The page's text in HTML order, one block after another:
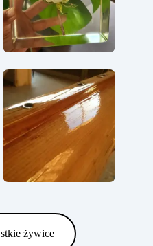
żywice